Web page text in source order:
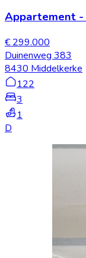
Appartement -
€ 299.000
Duinenweg 383
8430 Middelkerke
122
3
1
D